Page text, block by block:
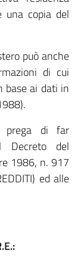
una copia del
può anche
di cui
base ai dati in
prega di far
Decreto del
1986, n. 917
ed alle